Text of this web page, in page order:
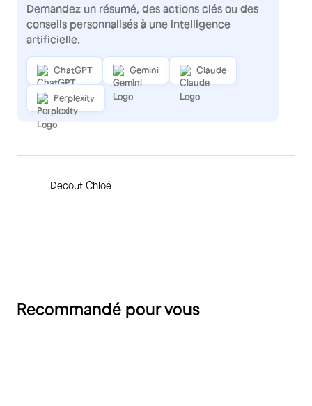
Demandez un résumé, des actions clés ou des
conseils personnalisés à une intelligence
artificielle.
ChatGPT Gemini Claude
Perplexity
Decout Chloé
Recommandé pour vous